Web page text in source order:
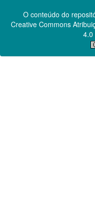
O conteúdo do
Creative Commons
4.0